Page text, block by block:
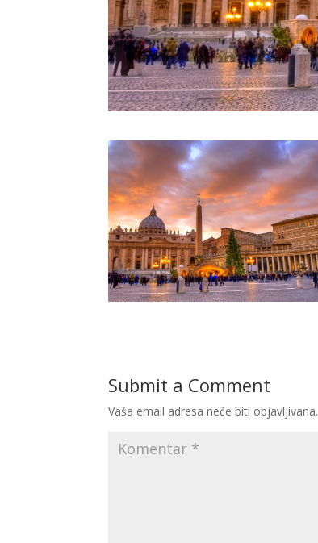
Submit a Comment
Vaša email adresa neće biti objavljivana.